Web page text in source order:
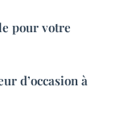
pour votre
d’occasion à